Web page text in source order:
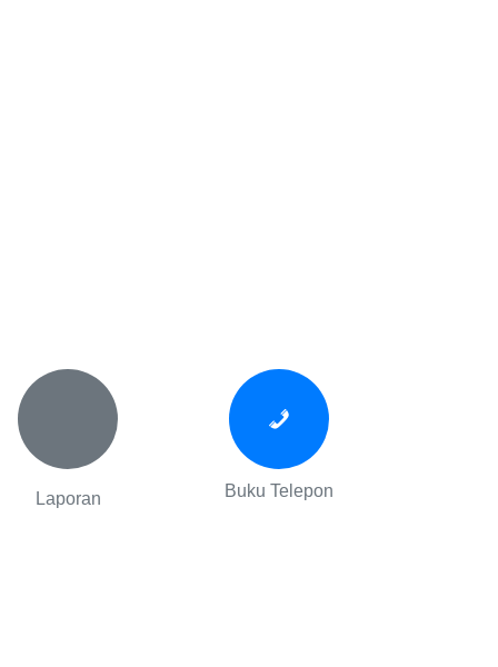
Laporan Buku Telepon